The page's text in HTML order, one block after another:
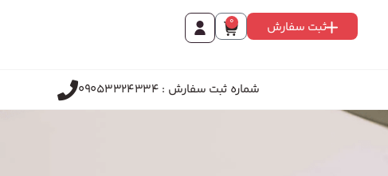
ثبت سفارش 0
شماره ثبت سفارش : 09053324334